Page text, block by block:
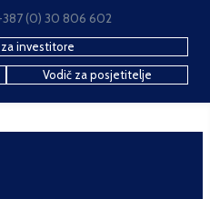
(0) 30 806 602
investitore
Vodič za posjetitelje